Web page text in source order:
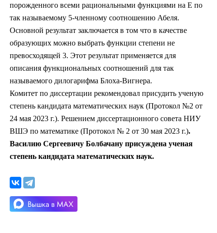
порожденного всеми рациональными функциями на E по
так называемому 5-членному соотношению Абеля.
Основной результат заключается в том что в качестве
образующих можно выбрать функции степени не
превосходящей 3. Этот результат применяется для
описания функциональных соотношений для так
называемого дилогарифма Блоха-Вигнера.
Комитет по диссертации рекомендовал присудить ученую
степень кандидата математических наук (Протокол №2 от
24 мая 2023 г.). Решением диссертационного совета НИУ
ВШЭ по математике (Протокол № 2 от 30 мая 2023 г.).
Василию Сергеевичу Болбачану присуждена ученая
степень кандидата математических наук.